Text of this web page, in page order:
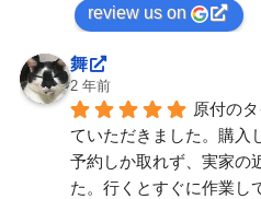
review us on
舞
2 年前
原付の
ていただきました。購入
予約しか取れず、実家の
た。行くとすぐに作業し